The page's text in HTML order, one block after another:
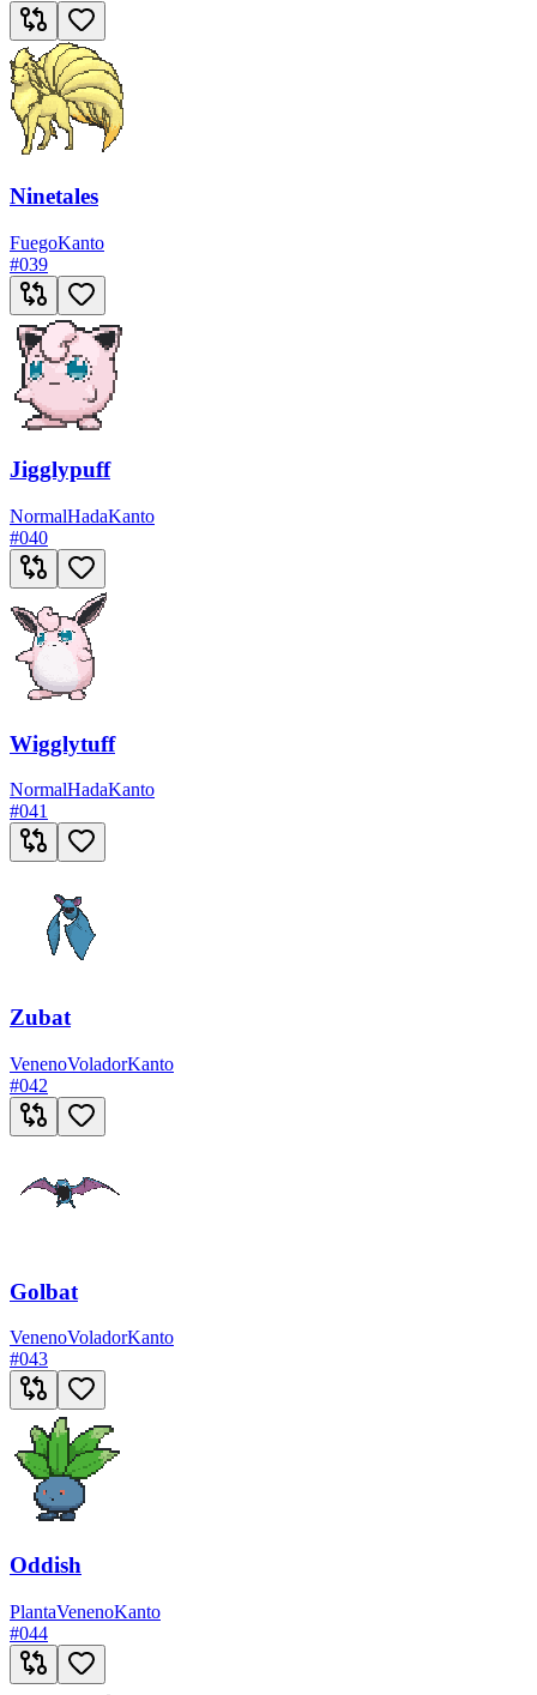
Ninetales
FuegoKanto
#039
Jigglypuff
NormalHadaKanto
#040
Wigglytuff
NormalHadaKanto
#041
Zubat
VenenoVoladorKanto
#042
Golbat
VenenoVoladorKanto
#043
Oddish
PlantaVenenoKanto
#044